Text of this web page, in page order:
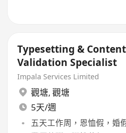
Typesetting & Content
Validation Specialist
Impala Services Limited
觀塘, 觀塘
5天/週
五天工作周，恩恤假，婚